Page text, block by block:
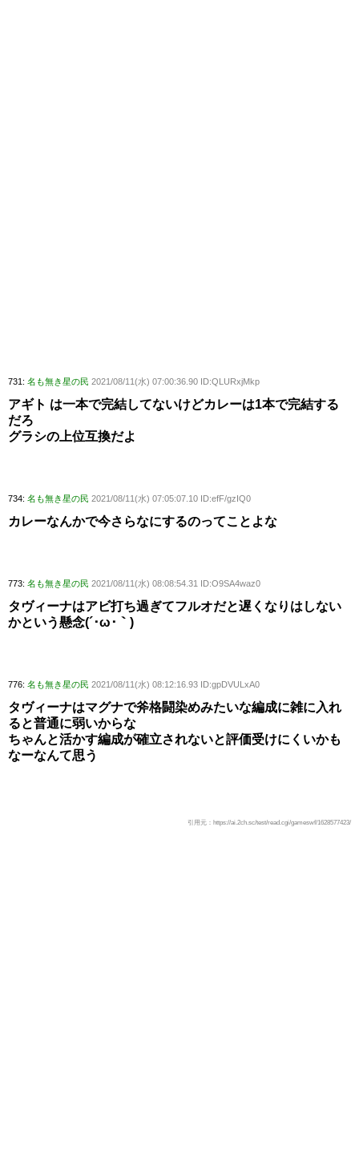
731: 名も無き星の民 2021/08/11(水) 07:00:36.90 ID:QLURxjMkp
アギト は一本で完結してないけどカレーは1本で完結する
だろ
グラシの上位互換だよ
734: 名も無き星の民 2021/08/11(水) 07:05:07.10 ID:efF/gzIQ0
カレーなんかで今さらなにするのってことよな
773: 名も無き星の民 2021/08/11(水) 08:08:54.31 ID:O9SA4waz0
タヴィーナはアビ打ち過ぎてフルオだと遅くなりはしない
かという懸念(´･ω･｀)
776: 名も無き星の民 2021/08/11(水) 08:12:16.93 ID:gpDVULxA0
タヴィーナはマグナで斧格闘染めみたいな編成に雑に入れ
ると普通に弱いからな
ちゃんと活かす編成が確立されないと評価受けにくいかも
なーなんて思う
引用元：https://ai.2ch.sc/test/read.cgi/gameswf/1628577423/